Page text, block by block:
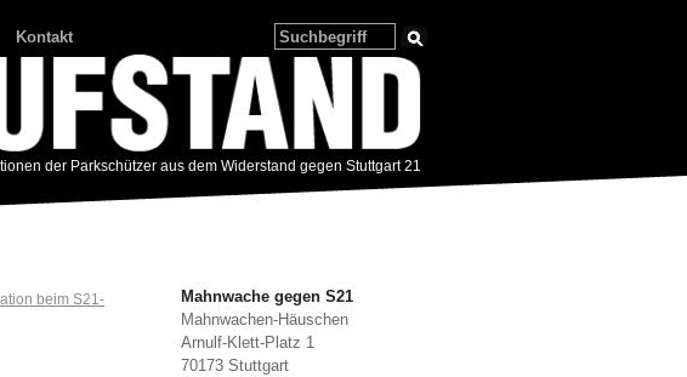
Kontakt
der Parkschützer aus dem Widerstand gegen Stuttgart 21
beim S21-
Mahnwache gegen S21
Mahnwachen-Häuschen
Arnulf-Klett-Platz 1
70173 Stuttgart